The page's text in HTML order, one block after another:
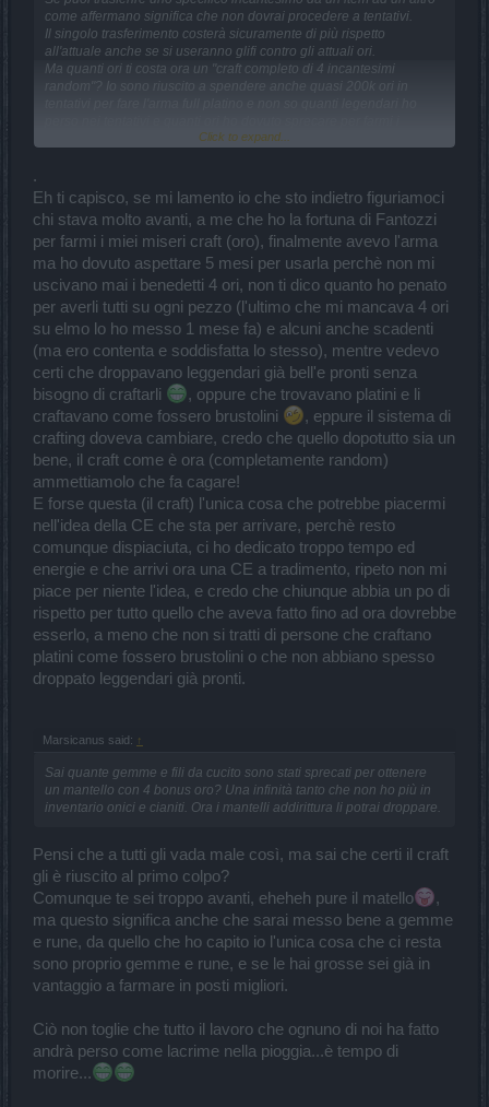
come affermano significa che non dovrai procedere a tentativi.
Il singolo trasferimento costerà sicuramente di più rispetto
all'attuale anche se si useranno glifi contro gli attuali ori.
Ma quanti ori ti costa ora un "craft completo di 4 incantesimi
random"? Io sono riuscito a spendere anche quasi 200k ori in
legendari da usare nel 3° e 4° slot.
danni in più che ho su elmo, cinta e armatura non serviranno a
nulla visto che, sempre a quanto affermano, posso trasferire gli
incantesimi da qualsiasi item.
Ora perché passare un 12% danni di un item qualsiasi e ottenere
un +48% quando posso passarne uno da un'arma 2H che mi da un
76% per un totale di 304% di danni su ogni item?
Idem per i danni critici che abbiamo su anelli e collana...che me ne
faccio di un 22% x 4 = 88% quando in teoria sempre dai critici di
arma 2H potrei passarne 366%.
Click to expand...
.
Eh ti capisco, se mi lamento io che sto indietro figuriamoci
chi stava molto avanti, a me che ho la fortuna di Fantozzi
per farmi i miei miseri craft (oro), finalmente avevo l'arma
ma ho dovuto aspettare 5 mesi per usarla perchè non mi
uscivano mai i benedetti 4 ori, non ti dico quanto ho penato
per averli tutti su ogni pezzo (l'ultimo che mi mancava 4 ori
su elmo lo ho messo 1 mese fa) e alcuni anche scadenti
(ma ero contenta e soddisfatta lo stesso), mentre vedevo
certi che droppavano leggendari già bell'e pronti senza
bisogno di craftarli
, oppure che trovavano platini e li
craftavano come fossero brustolini
, eppure il sistema di
crafting doveva cambiare, credo che quello dopotutto sia un
bene, il craft come è ora (completamente random)
ammettiamolo che fa cagare!
E forse questa (il craft) l'unica cosa che potrebbe piacermi
nell'idea della CE che sta per arrivare, perchè resto
comunque dispiaciuta, ci ho dedicato troppo tempo ed
energie e che arrivi ora una CE a tradimento, ripeto non mi
piace per niente l'idea, e credo che chiunque abbia un po di
rispetto per tutto quello che aveva fatto fino ad ora dovrebbe
esserlo, a meno che non si tratti di persone che craftano
platini come fossero brustolini o che non abbiano spesso
droppato leggendari già pronti.
Marsicanus said: ↑
Sai quante gemme e fili da cucito sono stati sprecati per ottenere
un mantello con 4 bonus oro? Una infinità tanto che non ho più in
inventario onici e cianiti. Ora i mantelli addirittura li potrai droppare.
Pensi che a tutti gli vada male così, ma sai che certi il craft
gli è riuscito al primo colpo?
Comunque te sei troppo avanti, eheheh pure il matello
,
ma questo significa anche che sarai messo bene a gemme
e rune, da quello che ho capito io l'unica cosa che ci resta
sono proprio gemme e rune, e se le hai grosse sei già in
vantaggio a farmare in posti migliori.
Ciò non toglie che tutto il lavoro che ognuno di noi ha fatto
andrà perso come lacrime nella pioggia...è tempo di
morire...